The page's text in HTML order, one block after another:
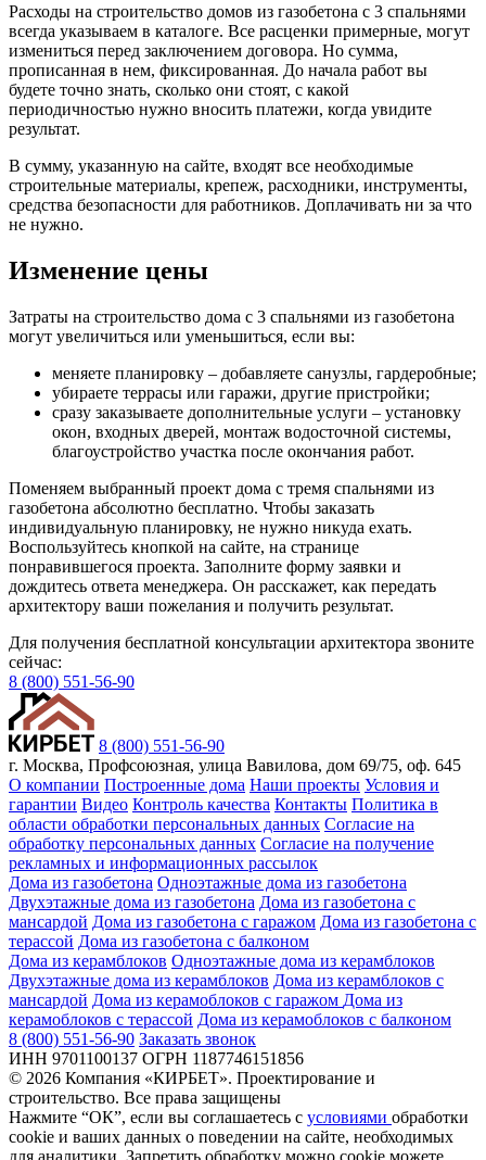
Расходы на строительство домов из газобетона с 3 спальнями
всегда указываем в каталоге. Все расценки примерные, могут
измениться перед заключением договора. Но сумма,
прописанная в нем, фиксированная. До начала работ вы
будете точно знать, сколько они стоят, с какой
периодичностью нужно вносить платежи, когда увидите
результат.
В сумму, указанную на сайте, входят все необходимые
строительные материалы, крепеж, расходники, инструменты,
средства безопасности для работников. Доплачивать ни за что
не нужно.
Изменение цены
Затраты на строительство дома с 3 спальнями из газобетона
могут увеличиться или уменьшиться, если вы:
меняете планировку – добавляете санузлы, гардеробные;
убираете террасы или гаражи, другие пристройки;
сразу заказываете дополнительные услуги – установку
окон, входных дверей, монтаж водосточной системы,
благоустройство участка после окончания работ.
Поменяем выбранный проект дома с тремя спальнями из
газобетона абсолютно бесплатно. Чтобы заказать
индивидуальную планировку, не нужно никуда ехать.
Воспользуйтесь кнопкой на сайте, на странице
понравившегося проекта. Заполните форму заявки и
дождитесь ответа менеджера. Он расскажет, как передать
архитектору ваши пожелания и получить результат.
Для получения бесплатной консультации архитектора звоните
сейчас:
8 (800) 551-56-90
8 (800) 551-56-90
г. Москва, Профсоюзная, улица Вавилова, дом 69/75, оф. 645
О компании Построенные дома Наши проекты Условия и
гарантии Видео Контроль качества Контакты Политика в
области обработки персональных данных Согласие на
обработку персональных данных Согласие на получение
рекламных и информационных рассылок
Дома из газобетона Одноэтажные дома из газобетона
Двухэтажные дома из газобетона Дома из газобетона с
мансардой Дома из газобетона с гаражом Дома из газобетона с
терассой Дома из газобетона с балконом
Дома из керамблоков Одноэтажные дома из керамблоков
Двухэтажные дома из керамблоков Дома из керамблоков с
мансардой Дома из керамоблоков с гаражом Дома из
керамоблоков с терассой Дома из керамоблоков с балконом
8 (800) 551-56-90 Заказать звонок
ИНН 9701100137 ОГРН 1187746151856
© 2026 Компания «КИРБЕТ». Проектирование и
строительство. Все права защищены
Нажмите “ОК”, если вы соглашаетесь с условиями обработки
cookie и ваших данных о поведении на сайте, необходимых
для аналитики. Запретить обработку можно cookie можете